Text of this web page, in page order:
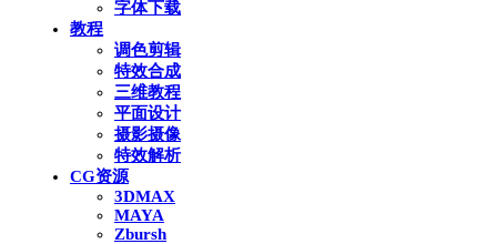
字体下载
教程
调色剪辑
特效合成
三维教程
平面设计
摄影摄像
特效解析
CG资源
3DMAX
MAYA
Zbursh